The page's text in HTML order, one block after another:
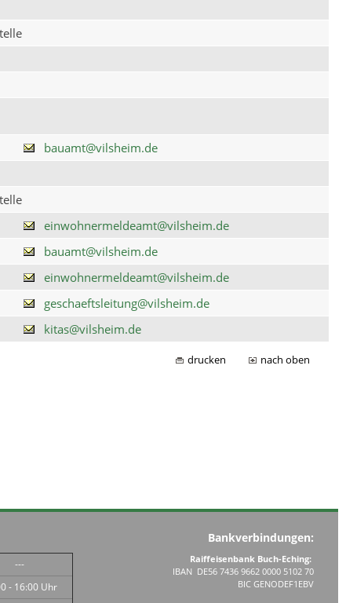
bauamt@vilsheim.de
einwohnermeldeamt@vilsheim.de
bauamt@vilsheim.de
einwohnermeldeamt@vilsheim.de
geschaeftsleitung@vilsheim.de
kitas@vilsheim.de
drucken nach oben
---
- 16:00 Uhr
Bankverbindungen:
Raiffeisenbank Buch-Eching:
IBAN DE56 7436 9662 0000 5102 70
BIC GENODEF1EBV